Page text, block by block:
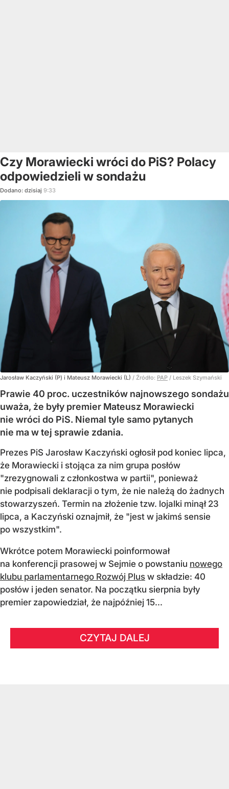
Czy Morawiecki wróci do PiS? Polacy
odpowiedzieli w sondażu
Dodano: dzisiaj 9:33
Jarosław Kaczyński (P) i Mateusz Morawiecki (L) / Źródło: PAP / Leszek Szymański
Prawie 40 proc. uczestników najnowszego sondażu
uważa, że były premier Mateusz Morawiecki
nie wróci do PiS. Niemal tyle samo pytanych
nie ma w tej sprawie zdania.
Prezes PiS Jarosław Kaczyński ogłosił pod koniec lipca,
że Morawiecki i stojąca za nim grupa posłów
"zrezygnowali z członkostwa w partii", ponieważ
nie podpisali deklaracji o tym, że nie należą do żadnych
stowarzyszeń. Termin na złożenie tzw. lojalki minął 23
lipca, a Kaczyński oznajmił, że "jest w jakimś sensie
po wszystkim".
Wkrótce potem Morawiecki poinformował
na konferencji prasowej w Sejmie o powstaniu nowego
klubu parlamentarnego Rozwój Plus w składzie: 40
posłów i jeden senator. Na początku sierpnia były
premier zapowiedział, że najpóźniej 15...
CZYTAJ DALEJ